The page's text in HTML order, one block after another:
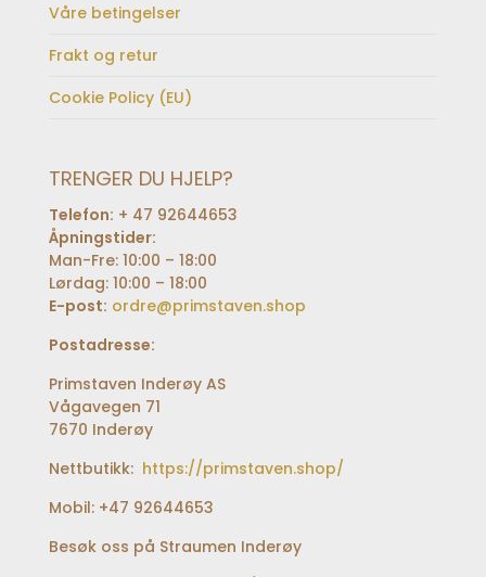
Våre betingelser
Frakt og retur
Cookie Policy (EU)
TRENGER DU HJELP?
Telefon: + 47 92644653
Åpningstider:
Man-Fre: 10:00 – 18:00
Lørdag: 10:00 – 18:00
E-post: ordre@primstaven.shop
Postadresse:
Primstaven Inderøy AS
Vågavegen 71
7670 Inderøy
Nettbutikk: https://primstaven.shop/
Mobil: +47 92644653
Besøk oss på Straumen Inderøy